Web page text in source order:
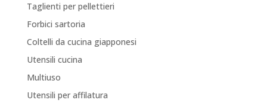
Taglienti per pellettieri
Forbici sartoria
Coltelli da cucina giapponesi
Utensili cucina
Multiuso
Utensili per affilatura